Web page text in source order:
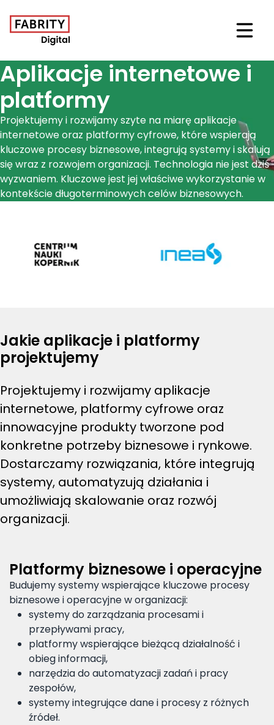
Aplikacje internetowe i
platformy
Projektujemy i rozwijamy szyte na miarę aplikacje
internetowe oraz platformy cyfrowe, które wspierają
kluczowe procesy biznesowe, integrują systemy i skalują
się wraz z rozwojem organizacji. Technologia nie jest dziś
wyzwaniem. Kluczowe jest jej właściwe wykorzystanie w
kontekście długoterminowych celów biznesowych.
Jakie aplikacje i platformy
projektujemy
Projektujemy i rozwijamy aplikacje
internetowe, platformy cyfrowe oraz
innowacyjne produkty tworzone pod
konkretne potrzeby biznesowe i rynkowe.
Dostarczamy rozwiązania, które integrują
systemy, automatyzują działania i
umożliwiają skalowanie oraz rozwój
organizacji.
Platformy biznesowe i operacyjne
Budujemy systemy wspierające kluczowe procesy
biznesowe i operacyjne w organizacji:
systemy do zarządzania procesami i
przepływami pracy,
platformy wspierające bieżącą działalność i
obieg informacji,
narzędzia do automatyzacji zadań i pracy
zespołów,
systemy integrujące dane i procesy z różnych
źródeł.